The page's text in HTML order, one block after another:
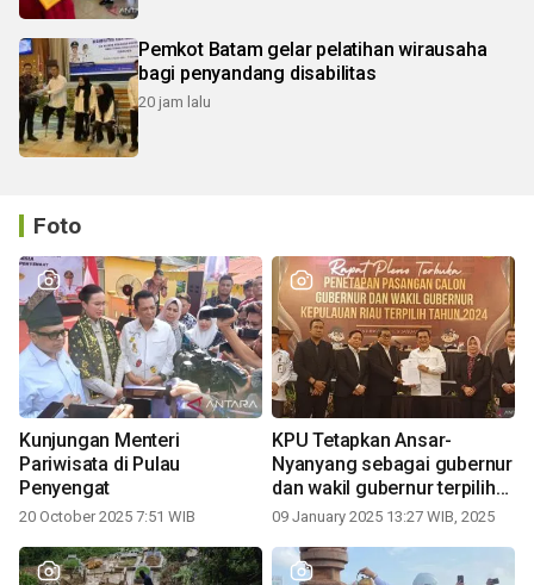
Pemkot Batam gelar pelatihan wirausaha
bagi penyandang disabilitas
20 jam lalu
Foto
Kunjungan Menteri
Pariwisata di Pulau
Penyengat
20 October 2025 7:51 WIB
KPU Tetapkan Ansar-
Nyanyang sebagai gubernur
dan wakil gubernur terpilih
periode 2025-2030
09 January 2025 13:27 WIB, 2025